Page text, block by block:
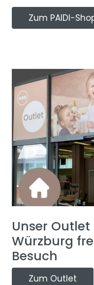
Zum PAIDI-
Unser
Würzburg
Besuch
Zum Outlet